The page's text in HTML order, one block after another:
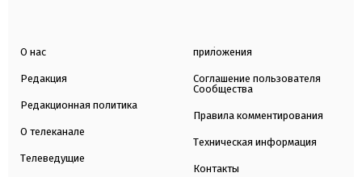
О нас
Редакция
Редакционная политика
О телеканале
Телеведущие
приложения
Соглашение пользователя
Сообщества
Правила комментирования
Техническая информация
Контакты